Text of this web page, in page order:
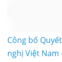
Công bố
nghị Việt Nam